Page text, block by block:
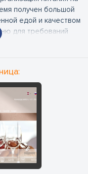
получен большой
едой и качеством
для требований
теплый и холодный
всех залах есть
до 120 человек.